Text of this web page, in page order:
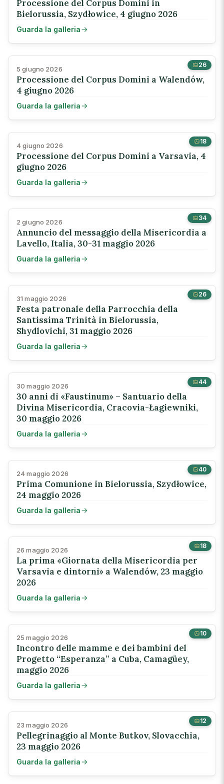
Processione del Corpus Domini in
Bielorussia, Szydłowice, 4 giugno 2026
Guarda la galleria
26
5 giugno 2026
Processione del Corpus Domini a Walendów,
4 giugno 2026
Guarda la galleria
18
4 giugno 2026
Processione del Corpus Domini a Varsavia, 4
giugno 2026
Guarda la galleria
34
2 giugno 2026
Annuncio del messaggio della Misericordia a
Lavello, Italia, 30-31 maggio 2026
Guarda la galleria
26
31 maggio 2026
Festa patronale della Parrocchia della
Santissima Trinità in Bielorussia,
Shydlovichi, 31 maggio 2026
Guarda la galleria
44
30 maggio 2026
30 anni di «Faustinum» – Santuario della
Divina Misericordia, Cracovia-Łagiewniki,
30 maggio 2026
Guarda la galleria
40
24 maggio 2026
Prima Comunione in Bielorussia, Szydłowice,
24 maggio 2026
Guarda la galleria
18
26 maggio 2026
La prima «Giornata della Misericordia per
Varsavia e dintorni» a Walendów, 23 maggio
2026
Guarda la galleria
10
25 maggio 2026
Incontro delle mamme e dei bambini del
Progetto “Esperanza” a Cuba, Camagüey,
maggio 2026
Guarda la galleria
12
23 maggio 2026
Pellegrinaggio al Monte Butkov, Slovacchia,
23 maggio 2026
Guarda la galleria